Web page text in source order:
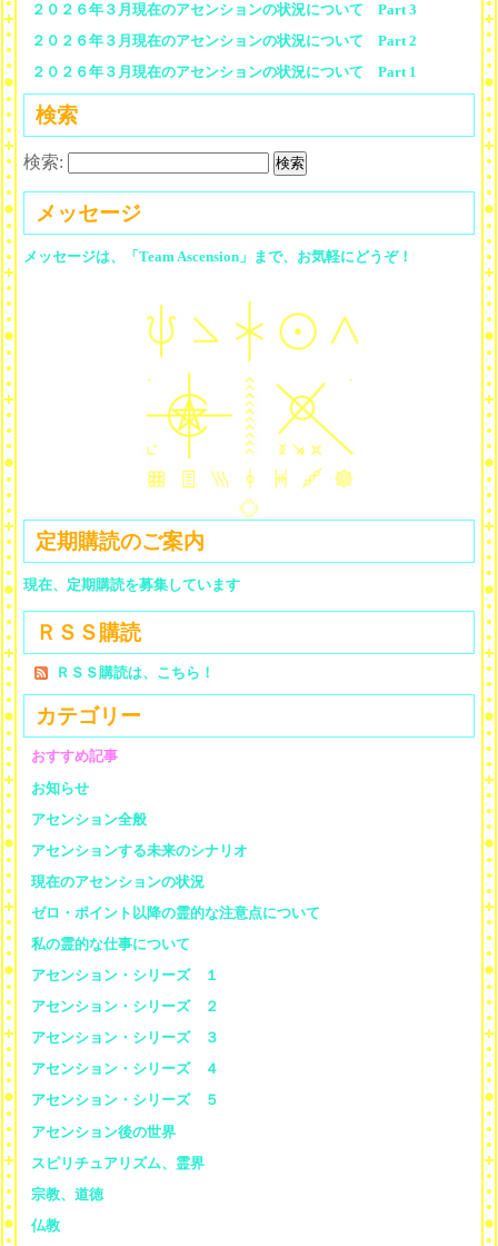
２０２６年３月現在のアセンションの状況について Part 3
２０２６年３月現在のアセンションの状況について Part 2
２０２６年３月現在のアセンションの状況について Part 1
検索
検索:
メッセージ
メッセージは、「Team Ascension」まで、お気軽にどうぞ！
定期購読のご案内
現在、定期購読を募集しています
ＲＳＳ購読
ＲＳＳ購読は、こちら！
カテゴリー
おすすめ記事
お知らせ
アセンション全般
アセンションする未来のシナリオ
現在のアセンションの状況
ゼロ・ポイント以降の霊的な注意点について
私の霊的な仕事について
アセンション・シリーズ １
アセンション・シリーズ ２
アセンション・シリーズ ３
アセンション・シリーズ ４
アセンション・シリーズ ５
アセンション後の世界
スピリチュアリズム、霊界
宗教、道徳
仏教